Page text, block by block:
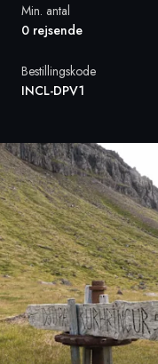
Min. antal
0 rejsende
Bestillingskode
INCL-DPV1